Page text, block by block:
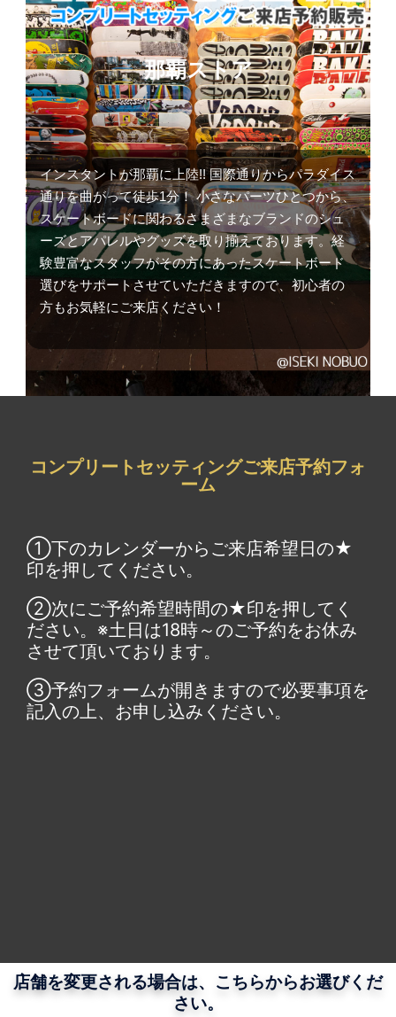
那覇ストア
インスタントが那覇に上陸!! 国際通りからパラダイス
通りを曲がって徒歩1分！ 小さなパーツひとつから、
スケートボードに関わるさまざまなブランドのシュ
ーズとアパレルやグッズを取り揃えております。経
験豊富なスタッフがその方にあったスケートボード
選びをサポートさせていただきますので、初心者の
方もお気軽にご来店ください！
コンプリートセッティングご来店予約フォ
ーム
①下のカレンダーからご来店希望日の★
印を押してください。
②次にご予約希望時間の★印を押してく
ださい。※土日は18時～のご予約をお休み
させて頂いております。
③予約フォームが開きますので必要事項を
記入の上、お申し込みください。
店舗を変更される場合は、こちらからお選びくだ
さい。